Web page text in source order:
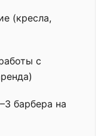
(кресла,
с
барбера на